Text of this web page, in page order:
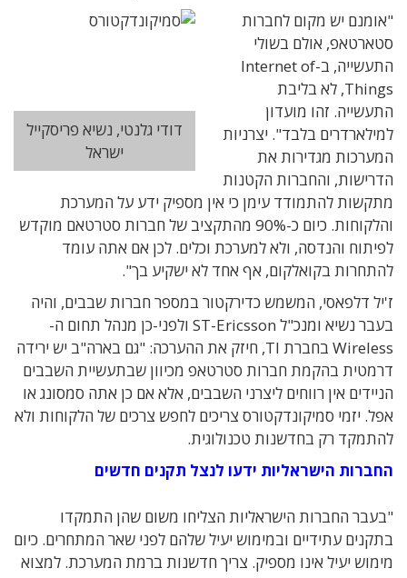
דודי גלנטי, נשיא פריסקייל
ישראל
"אומנם יש מקום לחברות
סטארטאפ, אולם בשולי
התעשייה, ב-Internet of
Things, לא בליבת
התעשייה. זהו מועדון
למילארדרים בלבד". יצרניות
המערכות מגדירות את
הדרישות, והחברות הקטנות
מתקשות להתמודד עימן כי אין מספיק ידע על המערכת
והלקוחות. כיום כ-90% מהתקציב של חברות סטרטאם מוקדש
לפיתוח והנדסה, ולא למערכת וכלים. לכן אם אתה עומד
להתחרות בקואלקום, אף אחד לא ישקיע בך".
ז'יל דלפאסי, המשמש כדירקטור במספר חברות שבבים, והיה
בעבר נשיא ומנכ"ל ST-Ericsson ולפני-כן מנהל תחום ה-
Wireless בחברת TI, חיזק את ההערכה: "גם בארה"ב יש ירידה
דרמטית בהקמת חברות סטרטאפ מכיוון שבתעשיית השבבים
הניידים אין רווחים ליצרני השבבים, אלא אם כן אתה סמסונג או
אפל. יזמי סמיקונדקטורס צריכים לחפש צרכים של הלקוחות ולא
להתמקד רק בחדשנות טכנולוגית.
החברות הישראליות ידעו לנצל תקנים חדשים
"בעבר החברות הישראליות הצליחו משום שהן התמקדו
בתקנים עתידיים ובמימוש יעיל שלהם לפני שאר המתחרים. כיום
מימוש יעיל אינו מספיק. צריך חדשנות ברמת המערכת. למצוא